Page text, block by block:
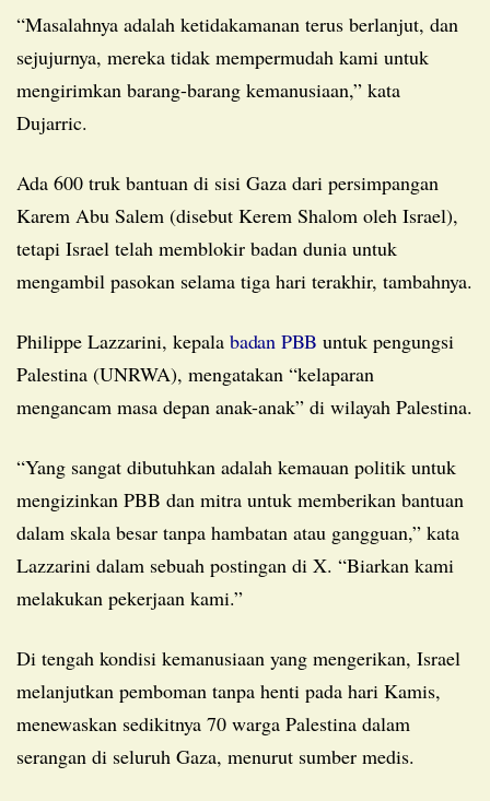
“Masalahnya adalah ketidakamanan terus berlanjut, dan
sejujurnya, mereka tidak mempermudah kami untuk
mengirimkan barang-barang kemanusiaan,” kata
Dujarric.
Ada 600 truk bantuan di sisi Gaza dari persimpangan
Karem Abu Salem (disebut Kerem Shalom oleh Israel),
tetapi Israel telah memblokir badan dunia untuk
mengambil pasokan selama tiga hari terakhir, tambahnya.
Philippe Lazzarini, kepala badan PBB untuk pengungsi
Palestina (UNRWA), mengatakan “kelaparan
mengancam masa depan anak-anak” di wilayah Palestina.
“Yang sangat dibutuhkan adalah kemauan politik untuk
mengizinkan PBB dan mitra untuk memberikan bantuan
dalam skala besar tanpa hambatan atau gangguan,” kata
Lazzarini dalam sebuah postingan di X. “Biarkan kami
melakukan pekerjaan kami.”
Di tengah kondisi kemanusiaan yang mengerikan, Israel
melanjutkan pemboman tanpa henti pada hari Kamis,
menewaskan sedikitnya 70 warga Palestina dalam
serangan di seluruh Gaza, menurut sumber medis.